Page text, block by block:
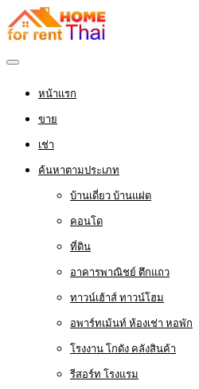
หน้าแรก
ขาย
เช่า
ค้นหาตามประเภท
บ้านเดี่ยว บ้านแฝด
คอนโด
ที่ดิน
อาคารพาณิชย์ ตึกแถว
ทาวน์เฮ้าส์ ทาวน์โฮม
อพาร์ทเม้นท์ ห้องเช่า หอพัก
โรงงาน โกดัง คลังสินค้า
รีสอร์ท โรงแรม